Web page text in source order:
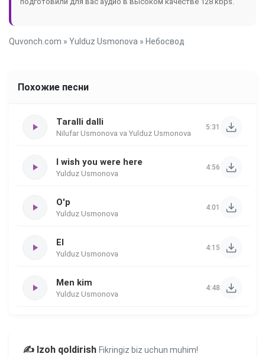
Quvonch.com » Yulduz Usmonova » Небосвод
Похожие песни
Taralli dalli
Nilufar Usmonova va Yulduz Usmonova
5:31
I wish you were here
Yulduz Usmonova
4:56
O'p
Yulduz Usmonova
4:01
El
Yulduz Usmonova
4:15
Men kim
Yulduz Usmonova
4:48
✍️ Izoh qoldirish Fikringiz biz uchun muhim!